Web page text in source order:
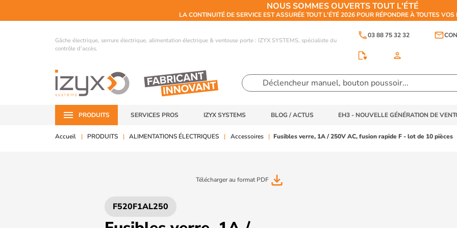
NOUS SOMMES OUVERTS TOUT L'ÉTÉ
LA CONTINUITÉ DE SERVICE EST ASSURÉE TOUT L'ÉTÉ 2026 POUR RÉPONDRE À TOUTES
Gâche électrique, serrure électrique, alimentation électrique & ventouse porte : IZYX SYSTEMS, spécialiste du
contrôle d’accès.
phone03 88 75 32 32 email
person
PRODUITS SERVICES PROS IZYX SYSTEMS BLOG / ACTUS EH3 - NOUVELLE GÉNÉRATION DE
Accueil PRODUITS ALIMENTATIONS ÉLECTRIQUES Accessoires Fusibles verre, 1A / 250V AC, fusion rapide F - lot de 10 pièces
Télécharger au format PDF file_download
F520F1AL250